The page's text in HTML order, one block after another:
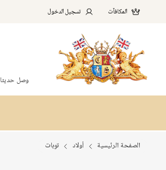
المكافآت تسجيل الدخول
وصل حديثا
الصفحة الرئيسية أولاد توبات